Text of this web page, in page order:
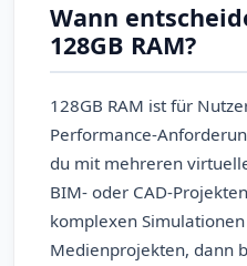
Wann
128GB RAM?
128GB RAM ist für
Performance-
du mit mehreren
BIM- oder CAD-
komplexen
Medienprojekten, dann